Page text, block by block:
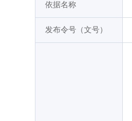
依据名称
发布令号（文号）